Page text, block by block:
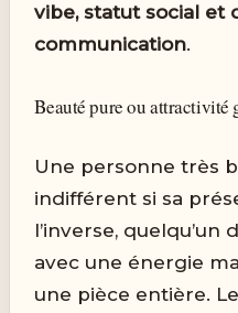
vibe, statut social et
communication.
Beauté pure ou attractivité
Une personne très
indifférent si sa
l’inverse,
avec une énergie
une pièce entière.